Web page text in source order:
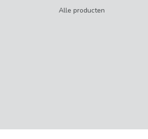
Alle producten